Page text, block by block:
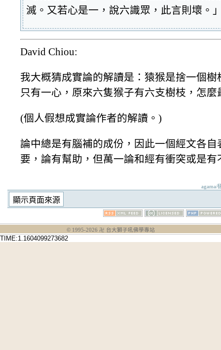
滅。又若心是一，說六識眾，此言則壞。
David Chiou:
我大概猜成實論的解讀是：猿猴是捨一個
只有一心，原來六隻猴子有六支樹枝，怎
(個人假想成實論作者的解讀。)
論中總是有腦補的成份，因此一個經文各
要，論有幫助，但萬一論和經有衝突或是
agama/
© 1995-2026 卍 台大獅子吼佛學專站
TIME:1.1604099273682